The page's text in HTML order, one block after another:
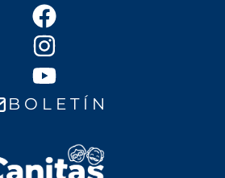
B O L E T Í N